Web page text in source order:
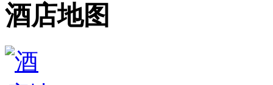
酒店地图